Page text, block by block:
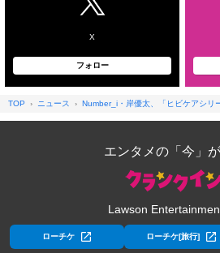
X
フォロー
TOP ニュース Number_i・岸優太、「ヒビケアシ
エンタメの「今」
Lawson
ローチケ ローチケ[旅行]